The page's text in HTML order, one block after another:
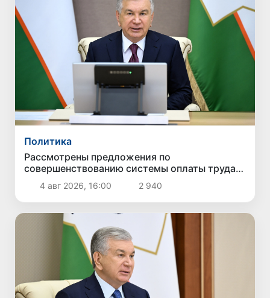
Политика
Рассмотрены предложения по
совершенствованию системы оплаты труда
государственных служащих
4 авг 2026, 16:00 2 940